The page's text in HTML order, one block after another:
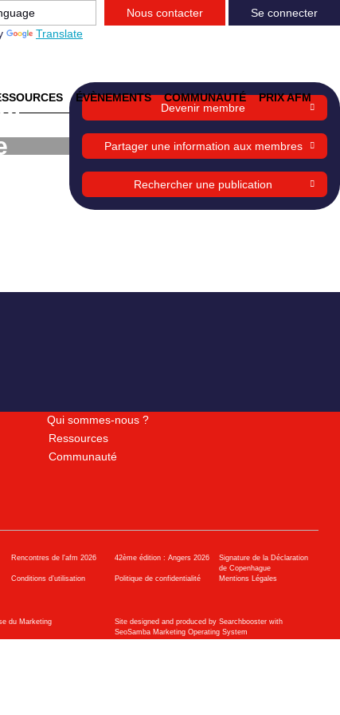
Translate
Nous contacter Se connecter
ÉVÈNEMENTS COMMUNAUTÉ PRIX AFM
Devenir membre
Partager une information aux membres
Rechercher une publication
Qui sommes-nous ?
Ressources
Communauté
Rencontres de l'afm 2026 42ème édition : Angers 2026
Signature de la Déclaration
de Copenhague
Conditions d’utilisation Politique de confidentialité
Mentions Légales
du Marketing
Site designed and produced by Searchbooster with
SeoSamba Marketing Operating System